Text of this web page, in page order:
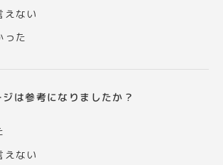
えない
った
は参考になりましたか？
えない